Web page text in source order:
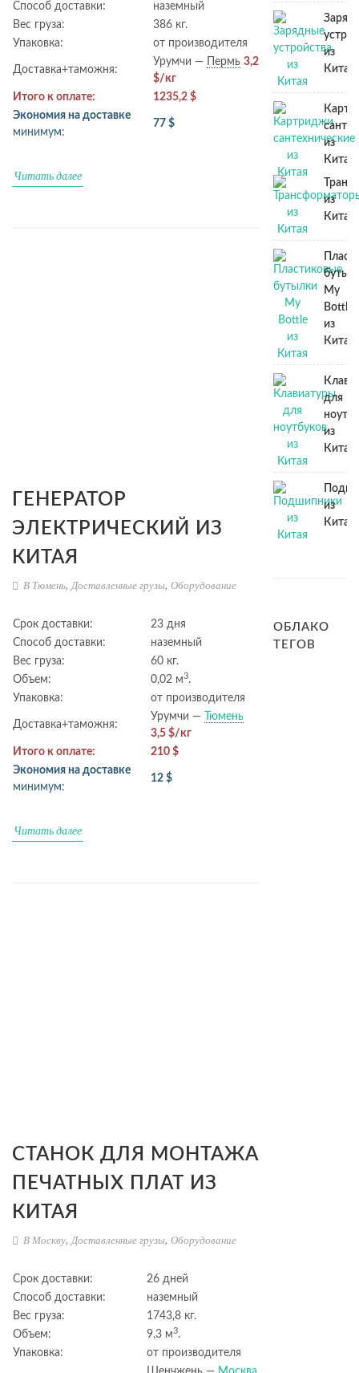
Способ доставки:
наземный
Вес груза:
386 кг.
Упаковка:
от производителя
Доставка+таможня:
Урумчи — Пермь 3,2
$/кг
Итого к оплате:
1235,2 $
Экономия на доставке
минимум:
77 $
Читать далее
ГЕНЕРАТОР
ЭЛЕКТРИЧЕСКИЙ ИЗ
КИТАЯ
В Тюмень,Доставленные грузы, Оборудование
Срок доставки:
23 дня
Способ доставки:
наземный
Вес груза:
60 кг.
Объем:
0,02 м3.
Упаковка:
от производителя
Доставка+таможня:
Урумчи —
Тюмень
3,5 $/кг
Итого к оплате:
210 $
Экономия на доставке
минимум:
12 $
Читать далее
СТАНОК ДЛЯ МОНТАЖА
ПЕЧАТНЫХ ПЛАТ ИЗ
КИТАЯ
В Москву,Доставленные грузы, Оборудование
Срок доставки:
26 дней
Способ доставки:
наземный
Вес груза:
1743,8 кг.
Объем:
9,3 м3.
Упаковка:
от производителя
из
Китая
из
Китая
из
Китая
My
Bottle
из
Китая
для
из
Китая
из
Китая
ОБЛАКО
ТЕГОВ